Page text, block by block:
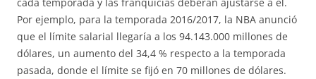
Por ejemplo, para la temporada 2016/2017, la NBA anunció
que el límite salarial llegaría a los 94.143.000 millones de
dólares, un aumento del 34,4 % respecto a la temporada
pasada, donde el límite se fijó en 70 millones de dólares.